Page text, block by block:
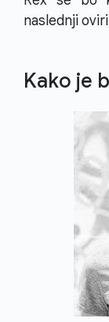
naslednji
Kako je